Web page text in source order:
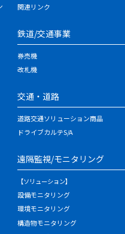
関連リンク
鉄道/交通事業
券売機
改札機
交通・道路
道路交通ソリューション商品
ドライブカルテS/A
遠隔監視/モニタリング
【ソリューション】
設備モニタリング
環境モニタリング
構造物モニタリング